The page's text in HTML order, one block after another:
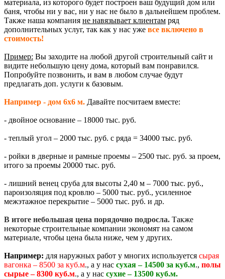
материала, из которого будет построен ваш будущий дом или
баня, чтобы ни у вас, ни у нас не было в дальнейшем проблем.
Также наша компания не навязывает клиентам ряд
дополнительных услуг, так как у нас уже все включено в
стоимость!
Пример: Вы заходите на любой другой строительный сайт и
видите небольшую цену дома, который вам понравился.
Попробуйте позвонить, и вам в любом случае будут
предлагать доп. услуги к базовым.
Например - дом 6х6 м. Давайте посчитаем вместе:
- двойное основание – 18000 тыс. руб.
- теплый угол – 2000 тыс. руб. с ряда = 34000 тыс. руб.
- ройки в дверные и рамные проемы – 2500 тыс. руб. за проем,
итого за проемы 20000 тыс. руб.
- лишний венец сруба для высоты 2,40 м – 7000 тыс. руб.,
пароизоляция под кровлю – 5000 тыс. руб., усиленное
межэтажное перекрытие – 5000 тыс. руб. и др.
В итоге небольшая цена порядочно подросла. Также
некоторые строительные компании экономят на самом
материале, чтобы цена была ниже, чем у других.
Например: для наружных работ у многих используется сырая
вагонка – 8500 за куб.м., а у нас сухая – 14500 за куб.м., полы
сырые – 8300 куб.м., а у нас сухие – 13500 куб.м.